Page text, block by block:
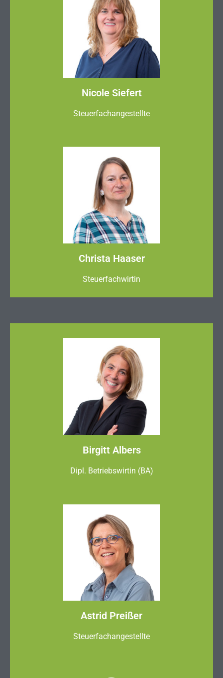
Nicole Siefert
Steuerfachangestellte
Christa Haaser
Steuerfachwirtin
Birgitt Albers
Dipl. Betriebswirtin (BA)
Astrid Preißer
Steuerfachangestellte